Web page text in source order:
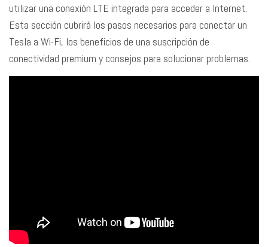
utilizar una conexión LTE integrada para acceder a Internet.
Esta sección cubrirá los pasos necesarios para conectar un
Tesla a Wi-Fi, los beneficios de una suscripción de
conectividad premium y consejos para solucionar problemas.